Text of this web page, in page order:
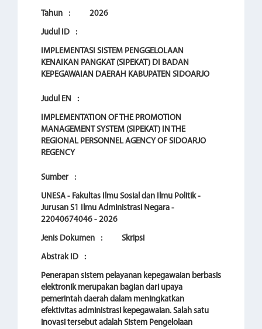
Tahun : 2026
Judul ID :
IMPLEMENTASI SISTEM PENGGELOLAAN
KENAIKAN PANGKAT (SIPEKAT) DI BADAN
KEPEGAWAIAN DAERAH KABUPATEN SIDOARJO
Judul EN :
IMPLEMENTATION OF THE PROMOTION
MANAGEMENT SYSTEM (SIPEKAT) IN THE
REGIONAL PERSONNEL AGENCY OF SIDOARJO
REGENCY
Sumber :
UNESA - Fakultas Ilmu Sosial dan Ilmu Politik -
Jurusan S1 Ilmu Administrasi Negara -
22040674046 - 2026
Jenis Dokumen : Skripsi
Abstrak ID :
Penerapan sistem pelayanan kepegawaian berbasis
elektronik merupakan bagian dari upaya
pemerintah daerah dalam meningkatkan
efektivitas administrasi kepegawaian. Salah satu
inovasi tersebut adalah Sistem Pengelolaan